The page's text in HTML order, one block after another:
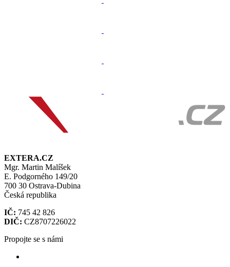
EXTERA.CZ
Mgr. Martin Malíšek
E. Podgorného 149/20
700 30 Ostrava-Dubina
Česká republika
IČ: 745 42 826
DIČ: CZ8707226022
Propojte se s námi